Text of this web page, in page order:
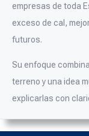
empresas de toda
exceso de cal,
futuros.
Su enfoque
terreno y una idea
explicarlas con